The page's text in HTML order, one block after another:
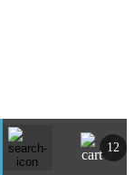
12